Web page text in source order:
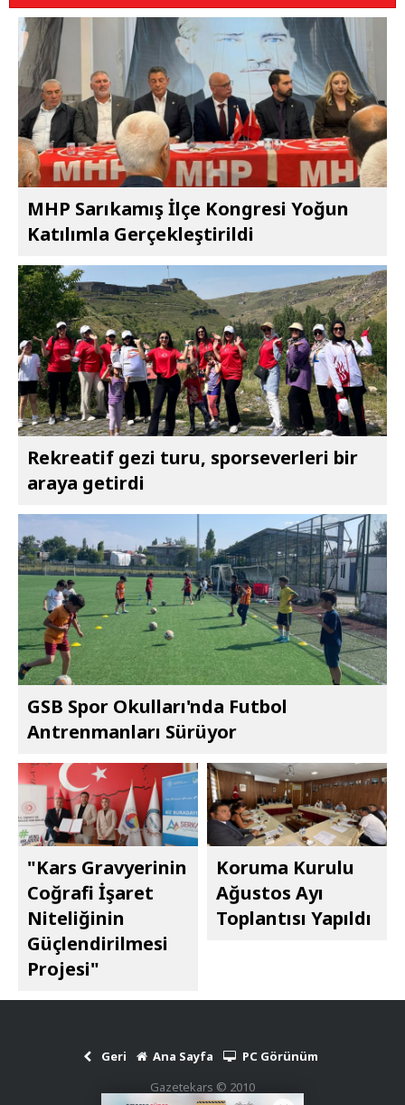
MHP Sarıkamış İlçe Kongresi Yoğun
Katılımla Gerçekleştirildi
Rekreatif gezi turu, sporseverleri bir
araya getirdi
GSB Spor Okulları'nda Futbol
Antrenmanları Sürüyor
"Kars Gravyerinin
Coğrafi İşaret
Niteliğinin
Güçlendirilmesi
Projesi"
Koruma Kurulu
Ağustos Ayı
Toplantısı Yapıldı
Geri Ana Sayfa
PC Görünüm
Gazetekars © 2010